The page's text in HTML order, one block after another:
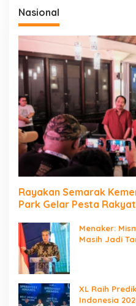
Nasional
Rayakan Semarak
Park Gelar Pesta
Menaker:
Masih Jadi
XL Raih
Indonesia